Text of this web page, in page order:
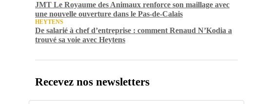
JMT Le Royaume des Animaux renforce son maillage avec
une nouvelle ouverture dans le Pas-de-Calais
HEYTENS
De salarié à chef d’entreprise : comment Renaud N’Kodia a
trouvé sa voie avec Heytens
Recevez nos newsletters